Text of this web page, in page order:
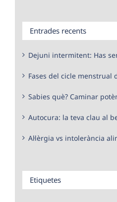
Entrades recents
Dejuni intermitent: Has
Fases del cicle menstrual
Sabies què? Caminar
Autocura: la teva clau al
Al·lèrgia vs intolerància
Etiquetes